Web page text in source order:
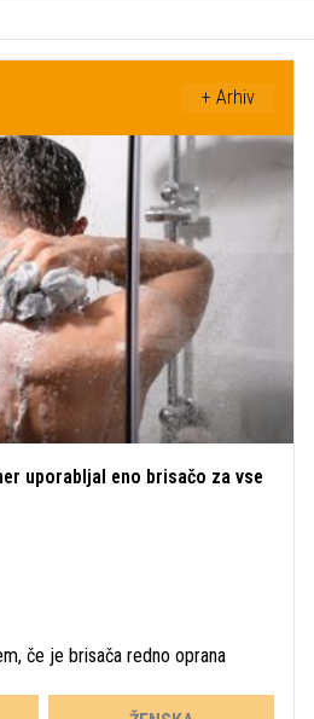
+ Arhiv
uporabljal eno brisačo za vse
če je brisača redno oprana